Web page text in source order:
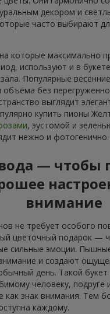
декором и
часто выбирают
которые максимально
используют и в
Популярные
объёма без
выглядит
купить пионы
, эустомой и
нежно и фотогенично.
— чтобы
внимание
не требует особого
цветочный подарок —
сильные эмоции.
и создают
день. Такой
человеку, подруге
как знак внимания. Тем
каждому.